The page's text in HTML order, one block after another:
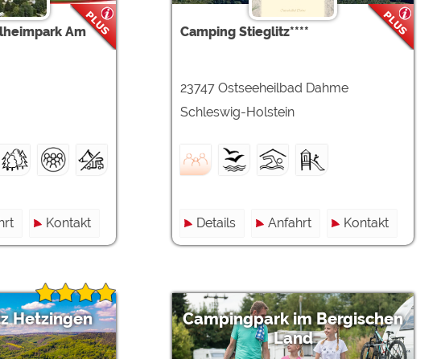
Am
Kontakt
Camping Stieglitz****
23747 Ostseeheilbad Dahme
Schleswig-Holstein
Details Anfahrt Kontakt
Hetzingen
Campingpark im Bergischen
Land
reCAPTCHA (Formulare)
https://policies.google.com/privacy
Analytics https://policies.google.com/privacy
Ads
https://policies.google.com/privacy
können jeder Zeit im Footer über "COOKIES" geändert